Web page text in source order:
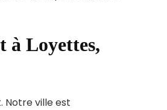
à Loyettes,
Notre ville est